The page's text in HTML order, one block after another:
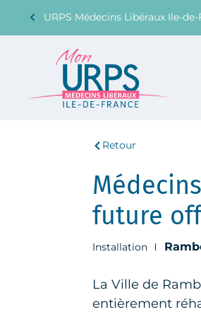
URPS Médecins Libéraux Ile-
Retour
future
Installation
La Ville de
entièrement